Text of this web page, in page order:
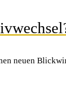
neuen